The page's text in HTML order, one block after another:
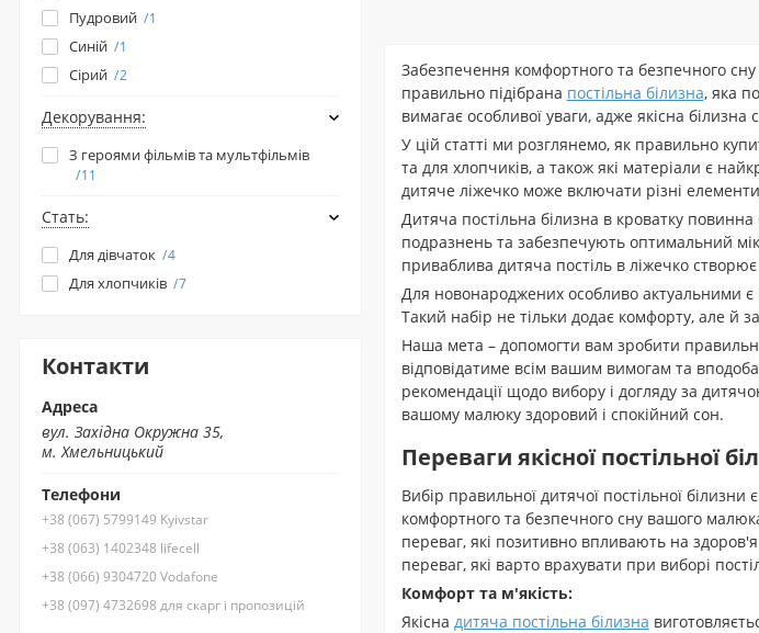
Забезпечення комфортного та безпечного
правильно підібрана постільна білизна, яка
вимагає особливої уваги, адже якісна
У цій статті ми розглянемо, як правильно
та для хлопчиків, а також які матеріали є
дитяче ліжечко може включати різні
Дитяча постільна білизна в кроватку
подразнень та забезпечують оптимальний
приваблива дитяча постіль в ліжечко
Для новонароджених особливо актуальними є
Такий набір не тільки додає комфорту, але й
Наша мета – допомогти вам зробити
відповідатиме всім вашим вимогам та
рекомендації щодо вибору і догляду за
вашому малюку здоровий і спокійний сон.
Переваги якісної постільної
Вибір правильної дитячої постільної
комфортного та безпечного сну вашого
переваг, які позитивно впливають на
переваг, які варто врахувати при виборі
Комфорт та м'якість:
Якісна дитяча постільна білизна
Пудровий 1
Синій 1
Сірий 2
Декорування:
З героями фільмів та мультфільмів
11
Стать:
Для дівчаток 4
Для хлопчиків 7
Контакти
Адреса
вул. Західна Окружна 35,
м. Хмельницький
Телефони
+38 (067) 5799149 Kyivstar
+38 (063) 1402348 lifecell
+38 (066) 9304720 Vodafone
+38 (097) 4732698 для скарг і пропозицій